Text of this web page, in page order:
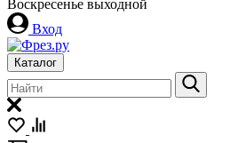
Воскресенье выходной
Вход
Каталог